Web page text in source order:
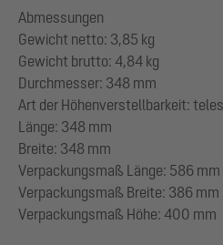
Abmessungen
Gewicht netto: 3,85 kg
Gewicht brutto: 4,84 kg
Durchmesser: 348 mm
Art der Höhenverstellbarkeit:
Länge: 348 mm
Breite: 348 mm
Verpackungsmaß Länge: 586 mm
Verpackungsmaß Breite: 386 mm
Verpackungsmaß Höhe: 400 mm